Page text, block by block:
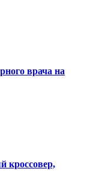
врача на
кроссовер,